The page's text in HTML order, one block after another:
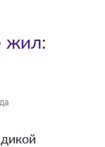
жил: